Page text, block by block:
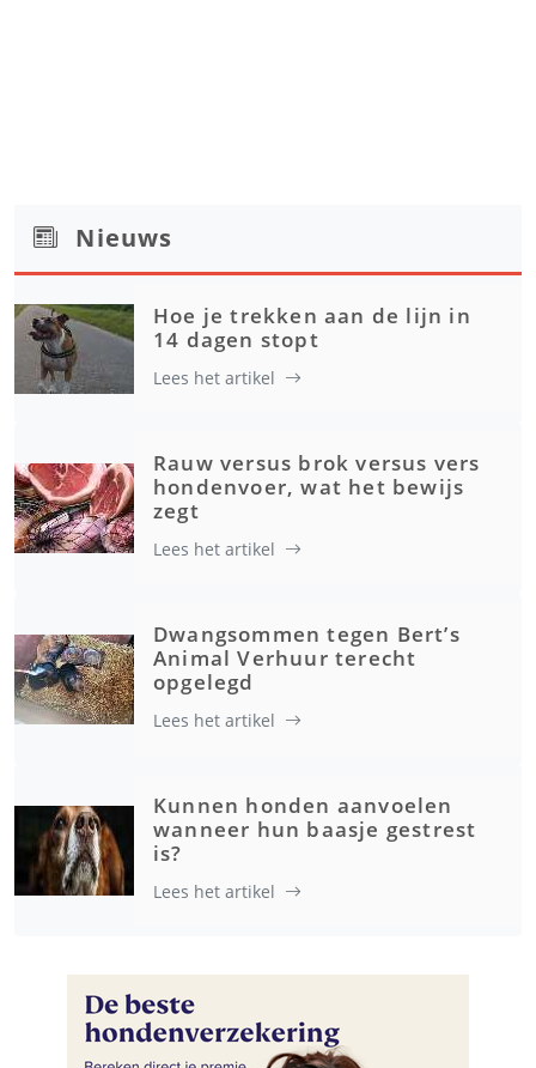
Nieuws
Hoe je trekken aan de lijn in
14 dagen stopt
Lees het artikel
Rauw versus brok versus vers
hondenvoer, wat het bewijs
zegt
Lees het artikel
Dwangsommen tegen Bert’s
Animal Verhuur terecht
opgelegd
Lees het artikel
Kunnen honden aanvoelen
wanneer hun baasje gestrest
is?
Lees het artikel